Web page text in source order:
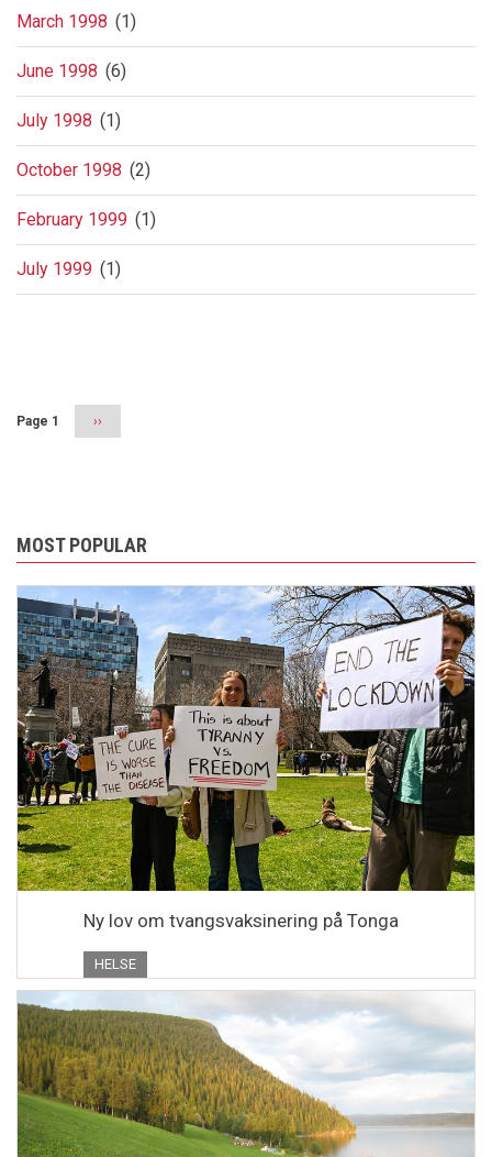
March 1998 (1)
June 1998 (6)
July 1998 (1)
October 1998 (2)
February 1999 (1)
July 1999 (1)
Page 1
Next
page
››
MOST POPULAR
Ny lov om tvangsvaksinering på Tonga
HELSE